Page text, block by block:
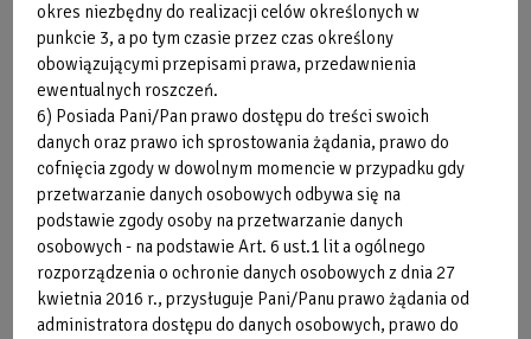
8) przy przetwarzaniu danych osobowych nie będzie
używane zautomatyzowane podejmowanie decyzji, ani
profilowanie.
9) Ma Pani/Pan prawo wniesienia skargi do organu
nadzorczego (Prezesa Urzędu Ochrony Danych Osobowych).
8) Podanie danych osobowych w zakresie wymaganym
ustawodawstwem jest obligatoryjne.
Klauzula informacyjna dla klientów Kórnickiego Centrum
Rekreacji i Sportu OAZA - dotycząca monitoringu
okres niezbędny do realizacji celów określonych w
punkcie 3, a po tym czasie przez czas określony
obowiązującymi przepisami prawa, przedawnienia
ewentualnych roszczeń.
6) Posiada Pani/Pan prawo dostępu do treści swoich
danych oraz prawo ich sprostowania żądania, prawo do
cofnięcia zgody w dowolnym momencie w przypadku gdy
przetwarzanie danych osobowych odbywa się na
podstawie zgody osoby na przetwarzanie danych
osobowych - na podstawie Art. 6 ust.1 lit a ogólnego
rozporządzenia o ochronie danych osobowych z dnia 27
kwietnia 2016 r., przysługuje Pani/Panu prawo żądania od
administratora dostępu do danych osobowych, prawo do